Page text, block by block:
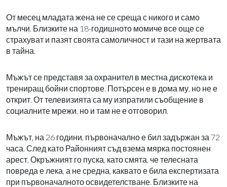
От месец младата жена не се среща с никого и само
мълчи. Близките на 18-годишното момиче все още се
страхуват и пазят своята самоличност и тази на жертвата
в тайна.
Мъжът се представя за охранител в местна дискотека и
трениращ бойни спортове. Потърсен е в дома му, но не е
открит. От телевизията са му изпратили съобщение в
социалните мрежи, но и там не е отговорил.
Мъжът, на 26 години, първоначално е бил задържан за 72
часа. След като Районният съд взема мярка постоянен
арест, Окръжният го пуска, като смята, че телесната
повреда е лека, а не средна, каквато е била експертизата
при първоначалното освидетелстване. Близките на